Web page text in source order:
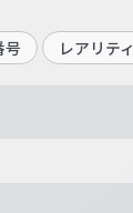
号 レアリティ